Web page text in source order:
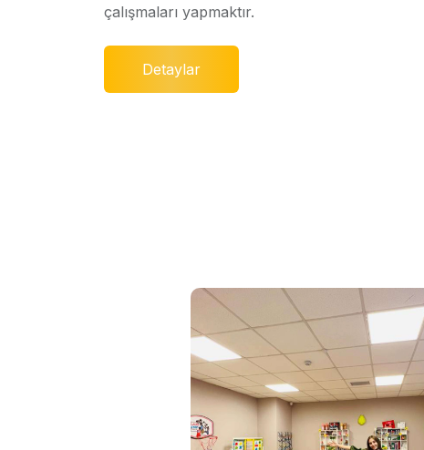
çalışmaları yapmaktır.
Detaylar